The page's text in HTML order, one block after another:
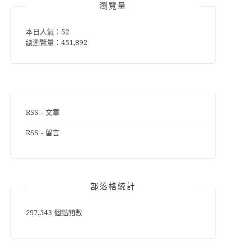
瀏覽量
本日人氣：52
總瀏覽量：451,892
RSS - 文章
RSS - 留言
部落格統計
297,543 個點閱數